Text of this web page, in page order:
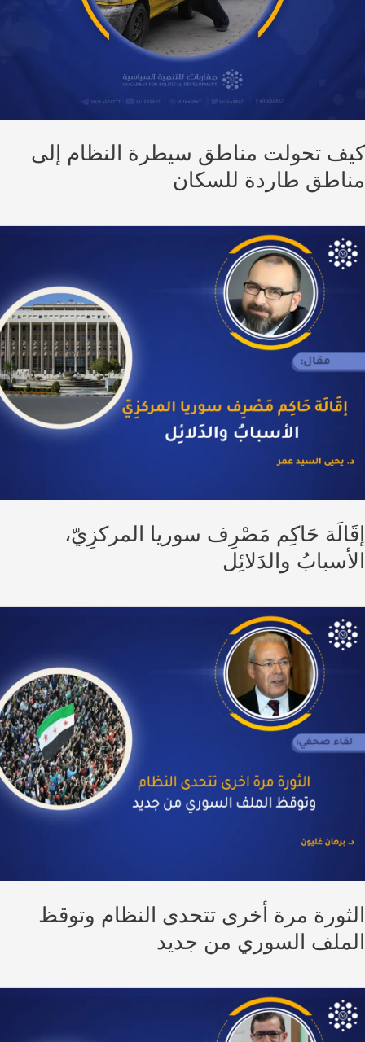
تحولت مناطق سيطرة النظام إلى
طاردة للسكان
حَاكِم مَصْرِف سوريا المركزِيّ،
والدَلائِل
مرة أخرى تتحدى النظام وتوقظ
السوري من جديد